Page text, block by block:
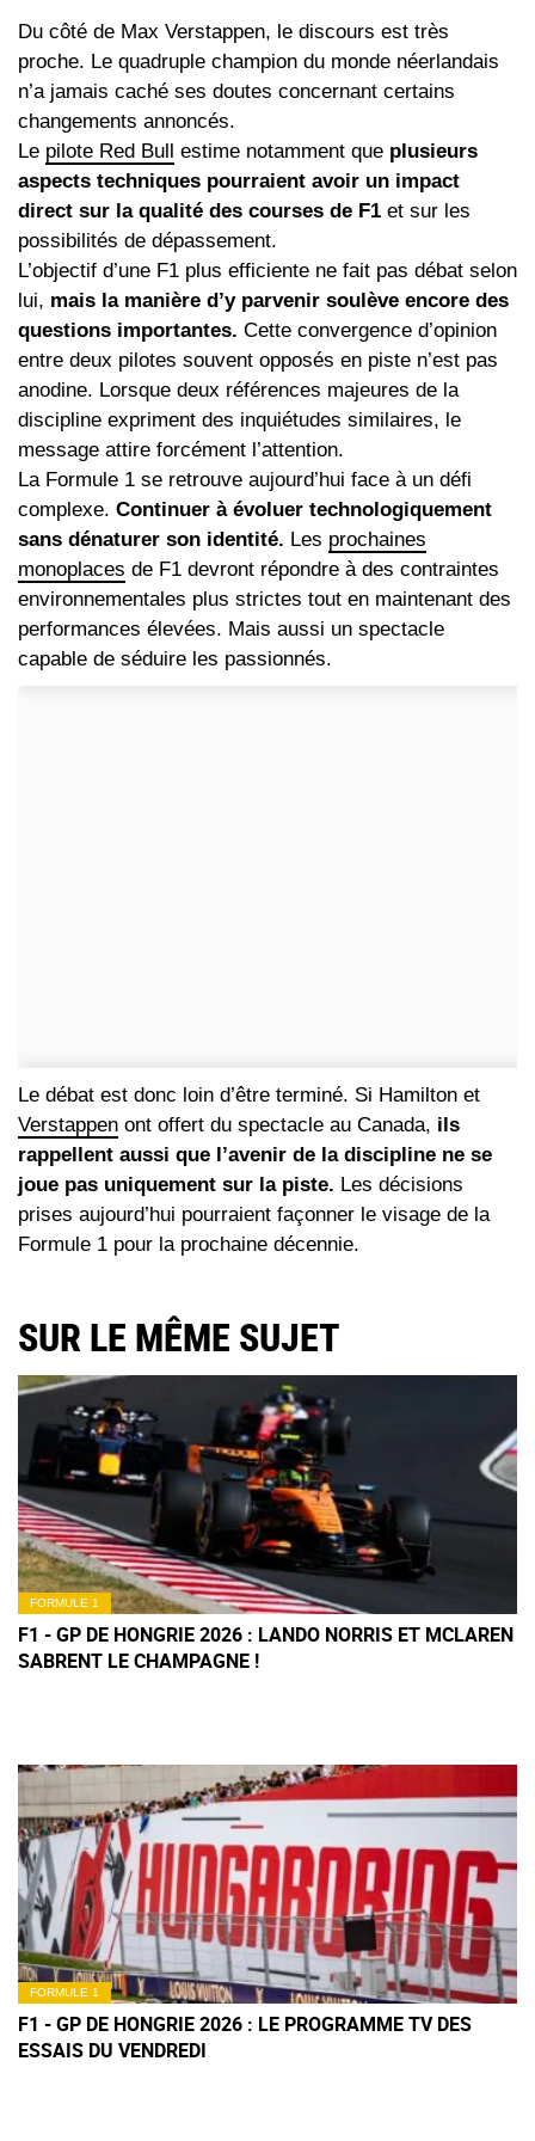
Du côté de Max Verstappen, le discours est très
proche. Le quadruple champion du monde néerlandais
n’a jamais caché ses doutes concernant certains
changements annoncés.
Le pilote Red Bull estime notamment que plusieurs
aspects techniques pourraient avoir un impact
direct sur la qualité des courses de F1 et sur les
possibilités de dépassement.
L’objectif d’une F1 plus efficiente ne fait pas débat selon
lui, mais la manière d’y parvenir soulève encore des
questions importantes. Cette convergence d’opinion
entre deux pilotes souvent opposés en piste n’est pas
anodine. Lorsque deux références majeures de la
discipline expriment des inquiétudes similaires, le
message attire forcément l’attention.
La Formule 1 se retrouve aujourd’hui face à un défi
complexe. Continuer à évoluer technologiquement
sans dénaturer son identité. Les prochaines
monoplaces de F1 devront répondre à des contraintes
environnementales plus strictes tout en maintenant des
performances élevées. Mais aussi un spectacle
capable de séduire les passionnés.
Le débat est donc loin d’être terminé. Si Hamilton et
Verstappen ont offert du spectacle au Canada, ils
rappellent aussi que l’avenir de la discipline ne se
joue pas uniquement sur la piste. Les décisions
prises aujourd’hui pourraient façonner le visage de la
Formule 1 pour la prochaine décennie.
SUR LE MÊME SUJET
FORMULE 1
F1 - GP DE HONGRIE 2026 : LANDO NORRIS ET MCLAREN
SABRENT LE CHAMPAGNE !
FORMULE 1
F1 - GP DE HONGRIE 2026 : LE PROGRAMME TV DES
ESSAIS DU VENDREDI